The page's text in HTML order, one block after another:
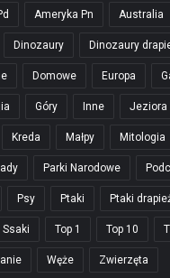
Ameryka Pn Australia
Dinozaury Dinozaury
Domowe Europa
Góry Inne Jeziora
Kreda Małpy Mitologia
Parki Narodowe
Psy Ptaki Ptaki
Ssaki Top 1 Top 10
Węże Zwierzęta